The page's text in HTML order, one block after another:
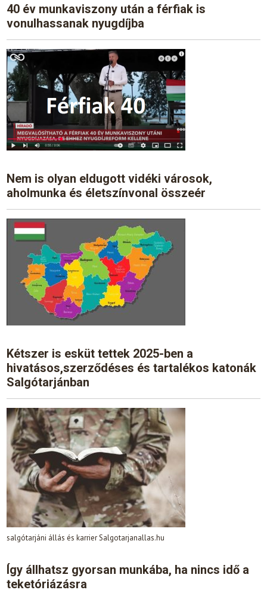
40 év munkaviszony után a férfiak is
vonulhassanak nyugdíjba
Nem is olyan eldugott vidéki városok,
aholmunka és életszínvonal összeér
Kétszer is esküt tettek 2025-ben a
hivatásos,szerződéses és tartalékos katonák
Salgótarjánban
salgótarjáni állás és karrier Salgotarjanallas.hu
Így állhatsz gyorsan munkába, ha nincs idő a
teketóriázásra